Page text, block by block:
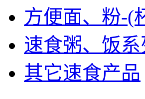
方便面、粉-(
速食粥、饭系
其它速食产品